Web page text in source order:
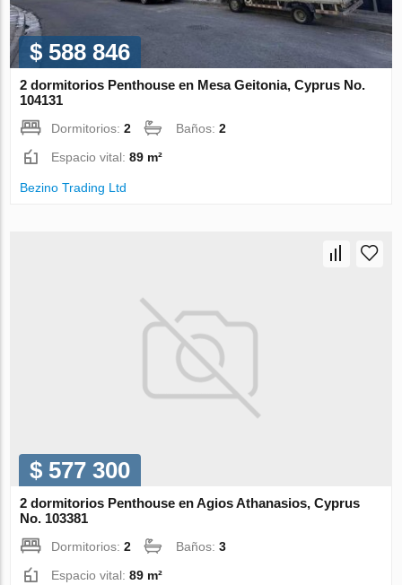
$ 588 846
2 dormitorios Penthouse en Mesa Geitonia, Cyprus No.
104131
Dormitorios:2 Baños:2
Espacio vital:89 m²
Bezino Trading Ltd
$ 577 300
2 dormitorios Penthouse en Agios Athanasios, Cyprus
No. 103381
Dormitorios:2 Baños:3
Espacio vital:89 m²